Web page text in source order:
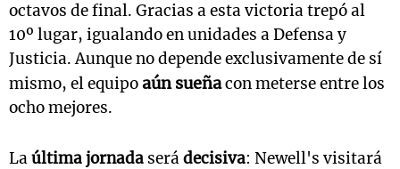
octavos de final. Gracias a esta victoria trepó al
10º lugar, igualando en unidades a Defensa y
Justicia. Aunque no depende exclusivamente de sí
mismo, el equipoaún sueñacon meterse entre los
ocho mejores.
Laúltima jornada serádecisiva: Newell's visitará